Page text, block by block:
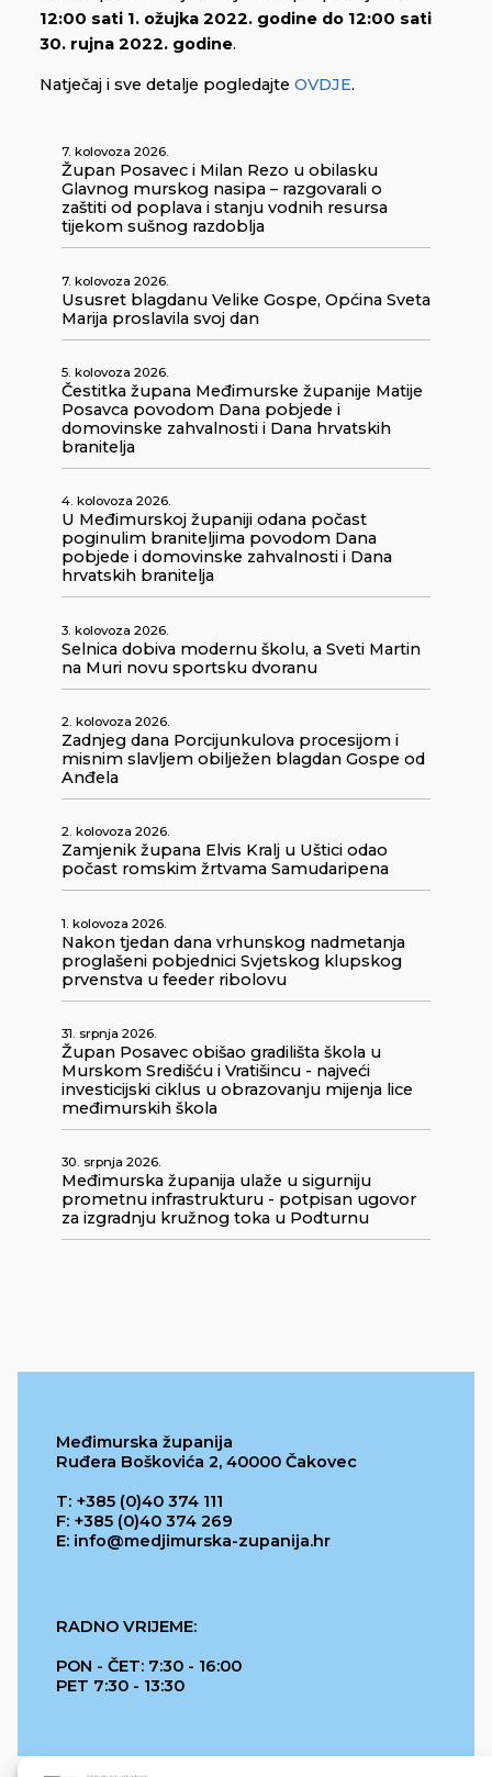
12:00 sati 1. ožujka 2022. godine do 12:00 sati
30. rujna 2022. godine.
Natječaj i sve detalje pogledajte OVDJE.
7. kolovoza 2026.
Župan Posavec i Milan Rezo u obilasku
Glavnog murskog nasipa – razgovarali o
zaštiti od poplava i stanju vodnih resursa
tijekom sušnog razdoblja
7. kolovoza 2026.
Ususret blagdanu Velike Gospe, Općina Sveta
Marija proslavila svoj dan
5. kolovoza 2026.
Čestitka župana Međimurske županije Matije
Posavca povodom Dana pobjede i
domovinske zahvalnosti i Dana hrvatskih
branitelja
4. kolovoza 2026.
U Međimurskoj županiji odana počast
poginulim braniteljima povodom Dana
pobjede i domovinske zahvalnosti i Dana
hrvatskih branitelja
3. kolovoza 2026.
Selnica dobiva modernu školu, a Sveti Martin
na Muri novu sportsku dvoranu
2. kolovoza 2026.
Zadnjeg dana Porcijunkulova procesijom i
misnim slavljem obilježen blagdan Gospe od
Anđela
2. kolovoza 2026.
Zamjenik župana Elvis Kralj u Uštici odao
počast romskim žrtvama Samudaripena
1. kolovoza 2026.
Nakon tjedan dana vrhunskog nadmetanja
proglašeni pobjednici Svjetskog klupskog
prvenstva u feeder ribolovu
31. srpnja 2026.
Župan Posavec obišao gradilišta škola u
Murskom Središću i Vratišincu - najveći
investicijski ciklus u obrazovanju mijenja lice
međimurskih škola
30. srpnja 2026.
Međimurska županija ulaže u sigurniju
prometnu infrastrukturu - potpisan ugovor
za izgradnju kružnog toka u Podturnu
Međimurska županija
Ruđera Boškovića 2, 40000 Čakovec
T: +385 (0)40 374 111
F: +385 (0)40 374 269
E: info@medjimurska-zupanija.hr
RADNO VRIJEME:
PON - ČET: 7:30 - 16:00
PET 7:30 - 13:30